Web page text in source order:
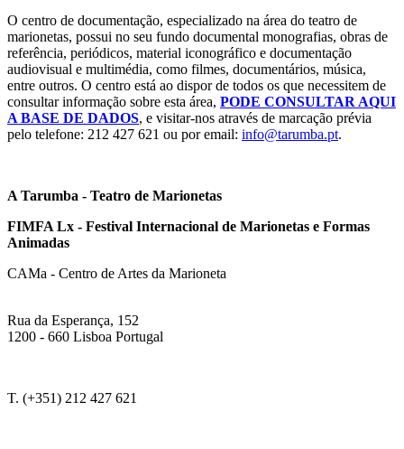
O centro de documentação, especializado na área do teatro de
marionetas, possui no seu fundo documental monografias, obras de
referência, periódicos, material iconográfico e documentação
audiovisual e multimédia, como filmes, documentários, música,
entre outros. O centro está ao dispor de todos os que necessitem de
consultar informação sobre esta área, PODE CONSULTAR AQUI
A BASE DE DADOS, e visitar-nos através de marcação prévia
pelo telefone: 212 427 621 ou por email: info@tarumba.pt.
A Tarumba - Teatro de Marionetas
FIMFA Lx - Festival Internacional de Marionetas e Formas
Animadas
CAMa - Centro de Artes da Marioneta
Rua da Esperança, 152
1200 - 660 Lisboa Portugal
T. (+351) 212 427 621